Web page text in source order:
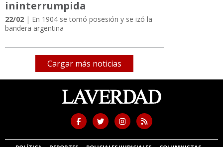
ininterrumpida
22/02 | En 1904 se tomó posesión y se izó la
bandera argentina
Cargar más noticias